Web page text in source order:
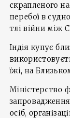
скрапленого
перебої в
тлі війни між
Індія купує
їжі, на
Міністерство
осіб,